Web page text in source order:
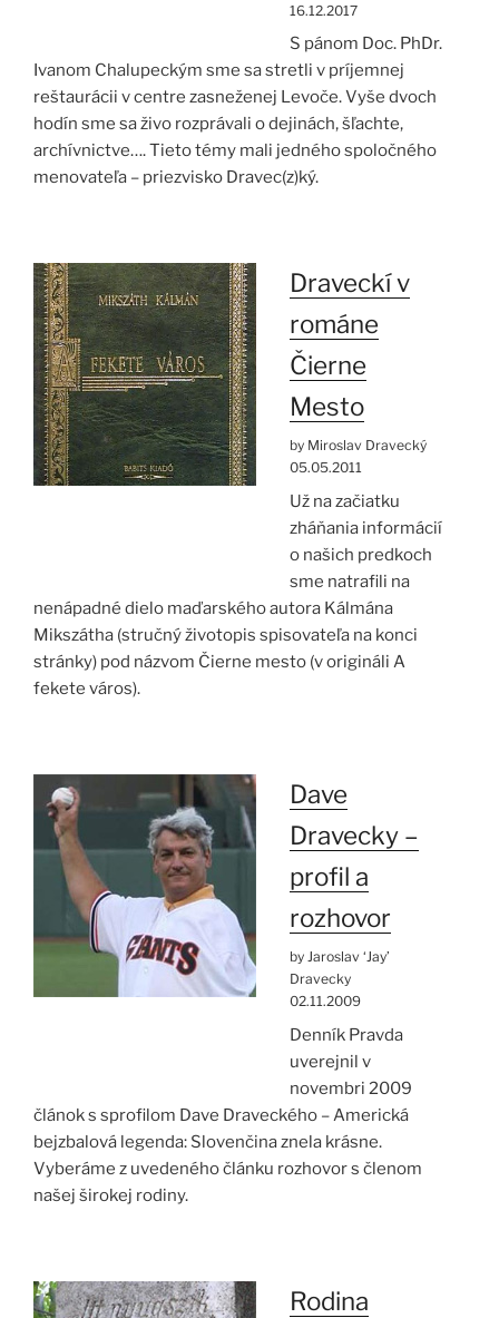
16.12.2017
S pánom Doc. PhDr.
Ivanom Chalupeckým sme sa stretli v príjemnej
reštaurácii v centre zasneženej Levoče. Vyše dvoch
hodín sme sa živo rozprávali o dejinách, šľachte,
archívnictve…. Tieto témy mali jedného spoločného
menovateľa – priezvisko Dravec(z)ký.
Draveckí v
románe
Čierne
Mesto
by Miroslav Dravecký
05.05.2011
Už na začiatku
zháňania informácií
o našich predkoch
sme natrafili na
nenápadné dielo maďarského autora Kálmána
Mikszátha (stručný životopis spisovateľa na konci
stránky) pod názvom Čierne mesto (v origináli A
fekete város).
Dave
Dravecky –
profil a
rozhovor
by Jaroslav ‘Jay’
Dravecky
02.11.2009
Denník Pravda
uverejnil v
novembri 2009
článok s sprofilom Dave Draveckého – Americká
bejzbalová legenda: Slovenčina znela krásne.
Vyberáme z uvedeného článku rozhovor s členom
našej širokej rodiny.
Rodina